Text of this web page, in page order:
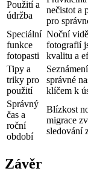
Použití a
údržba
nečistot a
pro
Speciální
funkce
fotopasti
Noční
fotografií
kvalitu a
Tipy a
triky pro
použití
správné
klíčem k
Správný
čas a
roční
období
Blízkost
migrace
sledování
Závěr